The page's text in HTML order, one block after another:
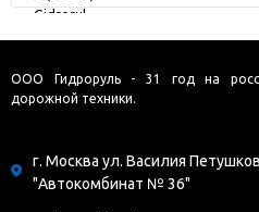
ООО Гидроруль - 31 год на
дорожной техники.
г. Москва ул. Василия
"Автокомбинат № 36"